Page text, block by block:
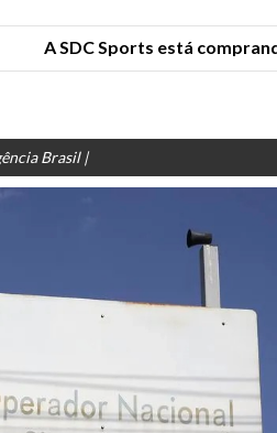
A SDC Sports está
Brasil |